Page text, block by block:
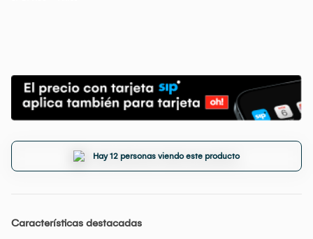
Hay 12 personas viendo este producto
Características destacadas